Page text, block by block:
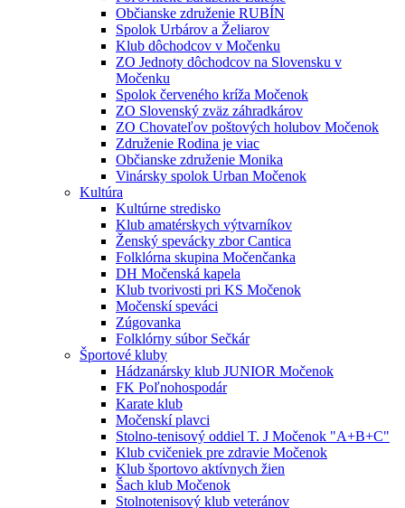
Občianske združenie RUBÍN
Spolok Urbárov a Želiarov
Klub dôchodcov v Močenku
ZO Jednoty dôchodcov na Slovensku v
Močenku
Spolok červeného kríža Močenok
ZO Slovenský zväz záhradkárov
ZO Chovateľov poštových holubov Močenok
Združenie Rodina je viac
Občianske združenie Monika
Vinársky spolok Urban Močenok
Kultúra
Kultúrne stredisko
Klub amatérskych výtvarníkov
Ženský spevácky zbor Cantica
Folklórna skupina Močenčanka
DH Močenská kapela
Klub tvorivosti pri KS Močenok
Močenskí speváci
Zúgovanka
Folklórny súbor Sečkár
Športové kluby
Hádzanársky klub JUNIOR Močenok
FK Poľnohospodár
Karate klub
Močenskí plavci
Stolno-tenisový oddiel T. J Močenok "A+B+C"
Klub cvičeniek pre zdravie Močenok
Klub športovo aktívnych žien
Šach klub Močenok
Stolnotenisový klub veteránov